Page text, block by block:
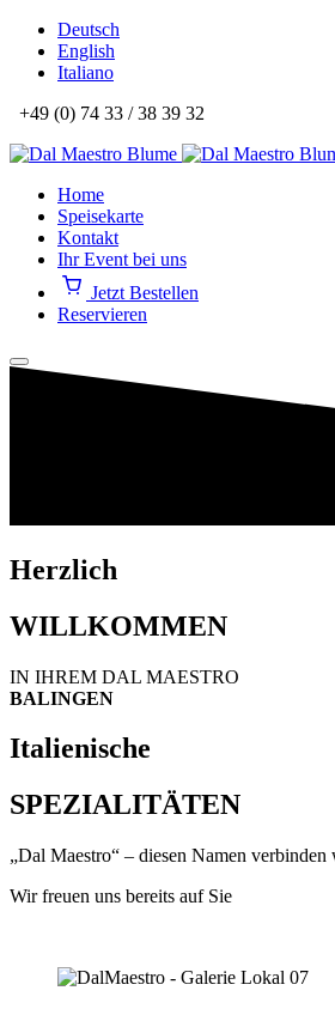
Deutsch
English
Italiano
+49 (0) 74 33 / 38 39 32
Home
Speisekarte
Kontakt
Ihr Event bei uns
Jetzt Bestellen
Reservieren
Herzlich
WILLKOMMEN
IN IHREM DAL MAESTRO
BALINGEN
Italienische
SPEZIALITÄTEN
„Dal Maestro“ – diesen Namen
Wir freuen uns bereits auf Sie